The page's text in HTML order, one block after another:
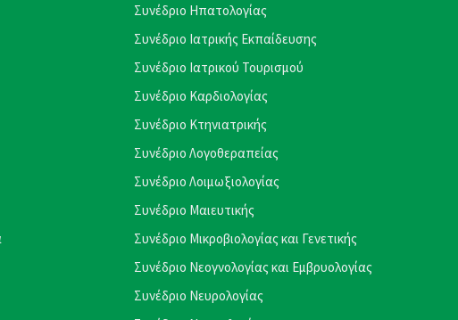
Συνέδριο Ηπατολογίας
Συνέδριο Ιατρικής Εκπαίδευσης
Συνέδριο Ιατρικού Τουρισμού
Συνέδριο Καρδιολογίας
Συνέδριο Κτηνιατρικής
Συνέδριο Λογοθεραπείας
Συνέδριο Λοιμωξιολογίας
Συνέδριο Μαιευτικής
Συνέδριο Μικροβιολογίας και Γενετικής
Συνέδριο Νεογνολογίας και Εμβρυολογίας
Συνέδριο Νευρολογίας